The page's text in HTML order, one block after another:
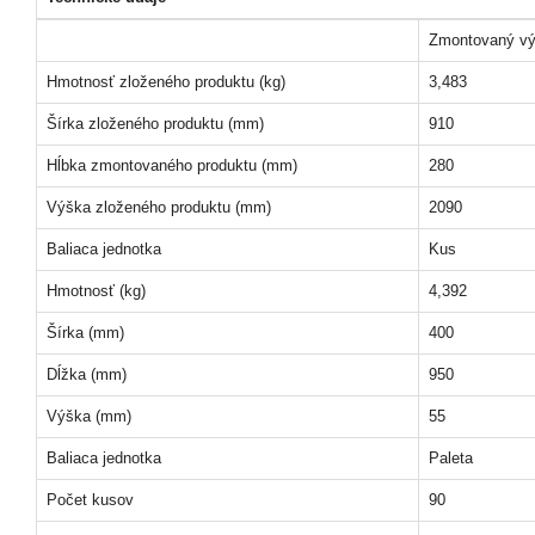
Zmontovaný
Hmotnosť zloženého produktu (kg) 3,483
Šírka zloženého produktu (mm) 910
Hĺbka zmontovaného produktu (mm) 280
Výška zloženého produktu (mm) 2090
Baliaca jednotka Kus
Hmotnosť (kg) 4,392
Šírka (mm) 400
Dĺžka (mm) 950
Výška (mm) 55
Baliaca jednotka Paleta
Počet kusov 90